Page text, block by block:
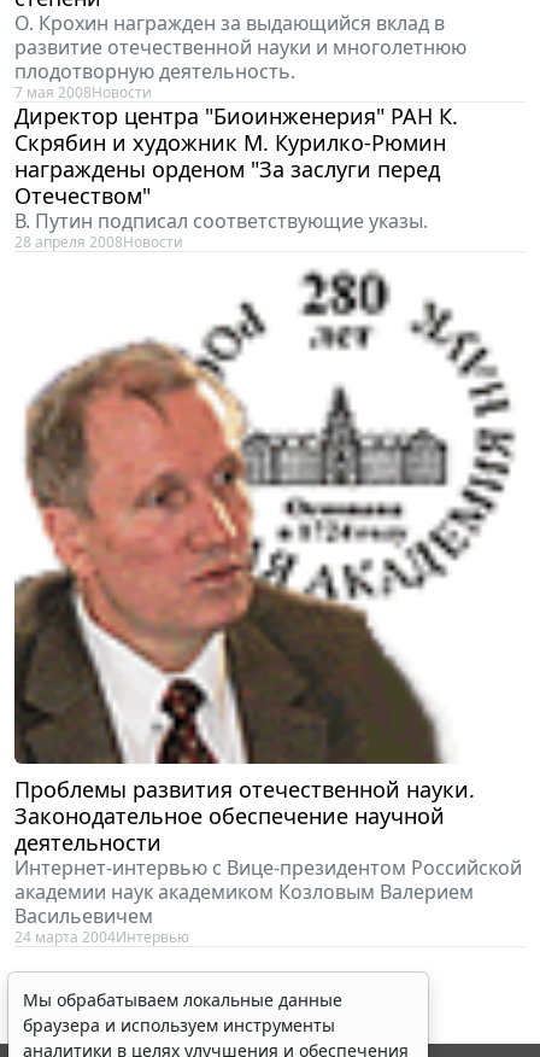
О. Крохин награжден за выдающийся вклад в
развитие отечественной науки и многолетнюю
плодотворную деятельность.
7 мая 2008Новости
Директор центра "Биоинженерия" РАН К.
Скрябин и художник М. Курилко-Рюмин
награждены орденом "За заслуги перед
Отечеством"
В. Путин подписал соответствующие указы.
28 апреля 2008Новости
Проблемы развития отечественной науки.
Законодательное обеспечение научной
деятельности
Интернет-интервью с Вице-президентом Российской
академии наук академиком Козловым Валерием
Васильевичем
24 марта 2004Интервью
Мы обрабатываем локальные данные
браузера и используем инструменты
аналитики в целях улучшения и обеспечения